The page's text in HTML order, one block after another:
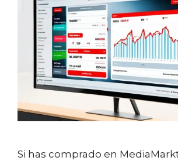
Si has comprado en